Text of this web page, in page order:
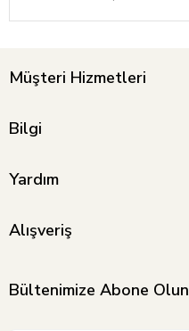
Müşteri Hizmetleri
Bilgi
Yardım
Alışveriş
Bültenimize Abone Olun